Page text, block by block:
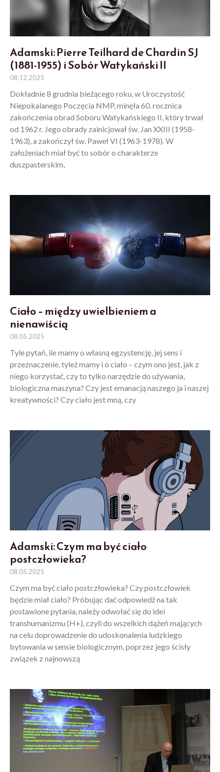
Adamski: Pierre Teilhard de Chardin SJ
(1881-1955) i Sobór Watykański II
08.12.2025
Dokładnie 8 grudnia bieżącego roku, w Uroczystość
Niepokalanego Poczęcia NMP, minęła 60. rocznica
zakończenia obrad Soboru Watykańskiego II, który trwał
od 1962 r. Jego obrady zainicjował św. Jan XXIII (1958-
1963), a zakończył św. Paweł VI (1963-1978). W
założeniach miał być to sobór o charakterze
duszpasterskim,
Ciało – między uwielbieniem a
nienawiścią
08.05.2025
Tyle pytań, ile mamy o własną egzystencję, jej sens i
przeznaczenie, tyleż mamy i o ciało – czym ono jest, jak z
niego korzystać, czy to tylko narzędzie do używania,
biologiczna maszyna? Czy jest emanacją naszego ja i naszej
kreatywności? Czy ciało jest mną, czy
Adamski: Czym ma być ciało
postczłowieka?
08.05.2025
Czym ma być ciało postczłowieka? Czy postczłowiek
będzie miał ciało? Próbując dać odpowiedź na tak
postawione pytania, należy odwołać się do idei
transhumanizmu (H+), czyli do wszelkich dążeń mających
na celu doprowadzenie do udoskonalenia ludzkiego
bytowania w sensie biologicznym, poprzez jego ścisły
związek z najnowszą